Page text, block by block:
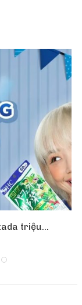
triệu...